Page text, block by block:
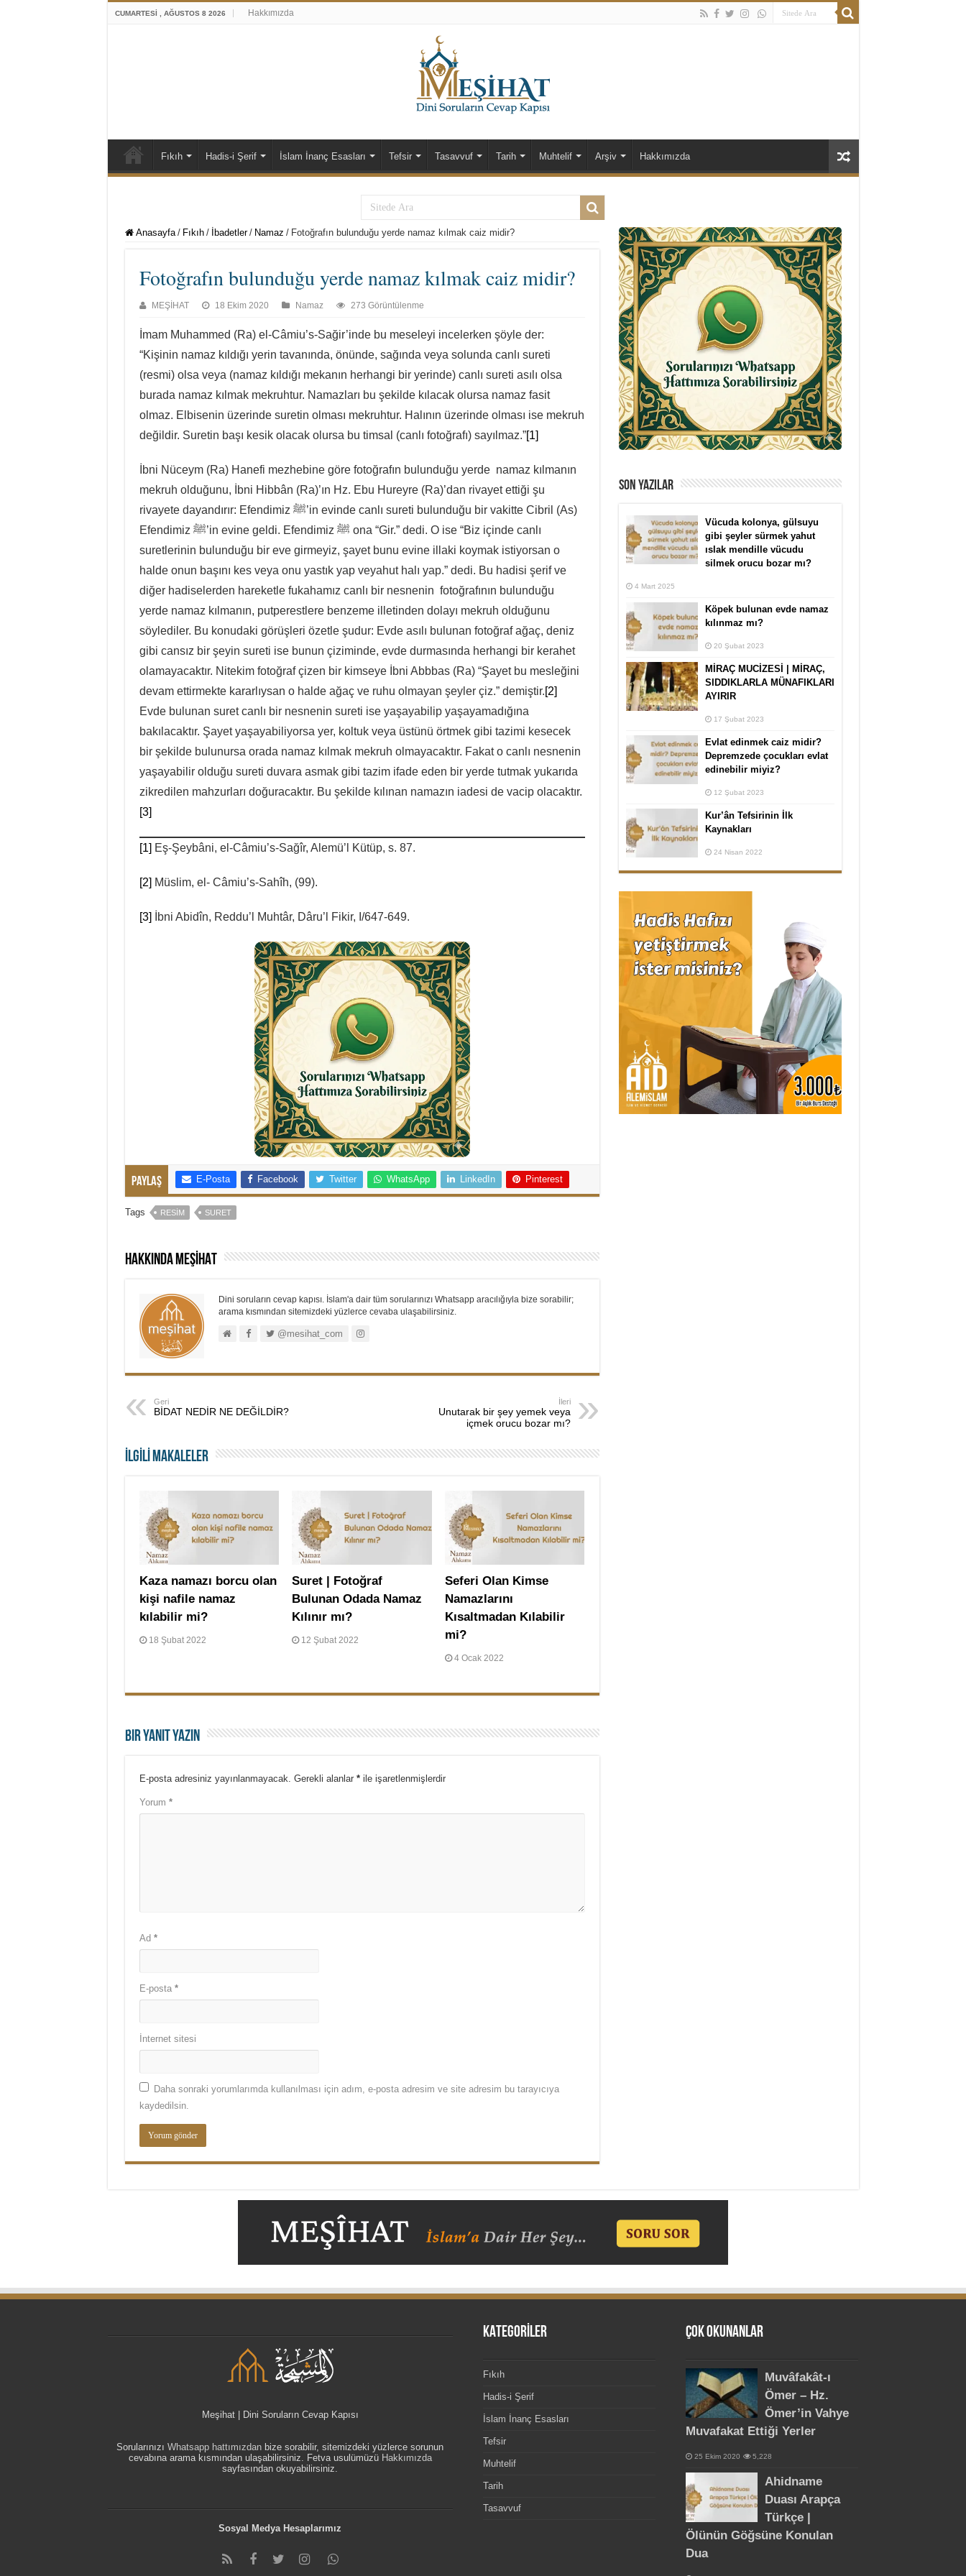
CUMARTESI , AĞUSTOS 8 2026 Hakkımızda
Fıkıh Hadis-i Şerif İslam İnanç Esasları Tefsir Tasavvuf Tarih Muhtelif Arşiv Hakkımızda
Anasayfa / Fıkıh / İbadetler / Namaz / Fotoğrafın bulunduğu yerde namaz kılmak caiz midir?
Fotoğrafın bulunduğu yerde namaz kılmak caiz midir?
MEŞİHAT 18 Ekim 2020 Namaz 273 Görüntülenme
İmam Muhammed (Ra) el-Câmiu’s-Sağir’inde bu meseleyi incelerken şöyle der:
“Kişinin namaz kıldığı yerin tavanında, önünde, sağında veya solunda canlı sureti
(resmi) olsa veya (namaz kıldığı mekanın herhangi bir yerinde) canlı sureti asılı olsa
burada namaz kılmak mekruhtur. Namazları bu şekilde kılacak olursa namaz fasit
olmaz. Elbisenin üzerinde suretin olması mekruhtur. Halının üzerinde olması ise mekruh
değildir. Suretin başı kesik olacak olursa bu timsal (canlı fotoğrafı) sayılmaz.”[1]
İbni Nüceym (Ra) Hanefi mezhebine göre fotoğrafın bulunduğu yerde namaz kılmanın
mekruh olduğunu, İbni Hibbân (Ra)’ın Hz. Ebu Hureyre (Ra)’dan rivayet ettiği şu
rivayete dayandırır: Efendimiz ﷺ’in evinde canlı sureti bulunduğu bir vakitte Cibril (As)
Efendimiz ﷺ’in evine geldi. Efendimiz ﷺ ona “Gir.” dedi. O ise “Biz içinde canlı
suretlerinin bulunduğu bir eve girmeyiz, şayet bunu evine illaki koymak istiyorsan o
halde onun başını kes veya onu yastık yap veyahut halı yap.” dedi. Bu hadisi şerif ve
diğer hadiselerden hareketle fukahamız canlı bir nesnenin fotoğrafının bulunduğu
yerde namaz kılmanın, putperestlere benzeme illetinden dolayı mekruh olduğunu
söylediler. Bu konudaki görüşleri özetle şudur: Evde asılı bulunan fotoğraf ağaç, deniz
gibi cansız bir şeyin sureti ise bunun çiziminde, evde durmasında herhangi bir kerahet
olamayacaktır. Nitekim fotoğraf çizen bir kimseye İbni Abbbas (Ra) “Şayet bu mesleğini
devam ettirmekte kararlıysan o halde ağaç ve ruhu olmayan şeyler çiz.” demiştir.[2]
Evde bulunan suret canlı bir nesnenin sureti ise yaşayabilip yaşayamadığına
bakılacaktır. Şayet yaşayabiliyorsa yer, koltuk veya üstünü örtmek gibi tazimi kesecek
bir şekilde bulunursa orada namaz kılmak mekruh olmayacaktır. Fakat o canlı nesnenin
yaşayabilir olduğu sureti duvara asmak gibi tazim ifade eden bir yerde tutmak yukarıda
zikredilen mahzurları doğuracaktır. Bu şekilde kılınan namazın iadesi de vacip olacaktır.
[3]
[1] Eş-Şeybâni, el-Câmiu’s-Sağîr, Alemü’l Kütüp, s. 87.
[2] Müslim, el- Câmiu’s-Sahîh, (99).
[3] İbni Abidîn, Reddu’l Muhtâr, Dâru’l Fikir, I/647-649.
Paylaş E-Posta Facebook Twitter WhatsApp LinkedIn Pinterest
Tags RESIM SURET
Hakkında MEŞİHAT
Dini soruların cevap kapısı. İslam'a dair tüm sorularınızı Whatsapp aracılığıyla bize sorabilir;
arama kısmından sitemizdeki yüzlerce cevaba ulaşabilirsiniz.
@mesihat_com
Geri
BİDAT NEDİR NE DEĞİLDİR?
İleri
Unutarak bir şey yemek veya
içmek orucu bozar mı?
İLGİLİ MAKALELER
Kaza namazı borcu olan
kişi nafile namaz
kılabilir mi?
18 Şubat 2022
Suret | Fotoğraf
Bulunan Odada Namaz
Kılınır mı?
12 Şubat 2022
Seferi Olan Kimse
Namazlarını
Kısaltmadan Kılabilir
mi?
4 Ocak 2022
Bir yanıt yazın
E-posta adresiniz yayınlanmayacak. Gerekli alanlar *ile işaretlenmişlerdir
Yorum *
Ad *
E-posta *
İnternet sitesi
Daha sonraki yorumlarımda kullanılması için adım, e-posta adresim ve site adresim bu tarayıcıya
kaydedilsin.
SON YAZILAR
Vücuda kolonya, gülsuyu
gibi şeyler sürmek yahut
ıslak mendille vücudu
silmek orucu bozar mı?
4 Mart 2025
Köpek bulunan evde namaz
kılınmaz mı?
20 Şubat 2023
MİRAÇ MUCİZESİ | MİRAÇ,
SIDDIKLARLA MÜNAFIKLARI
AYIRIR
17 Şubat 2023
Evlat edinmek caiz midir?
Depremzede çocukları evlat
edinebilir miyiz?
12 Şubat 2023
Kur’ân Tefsirinin İlk
Kaynakları
24 Nisan 2022
Meşihat | Dini Soruların Cevap Kapısı
SorularınızıWhatsapp hattımızdan bize sorabilir, sitemizdeki yüzlerce sorunun
cevabına arama kısmından ulaşabilirsiniz. Fetva usulümüzü Hakkımızda
sayfasından okuyabilirsiniz.
Sosyal Medya Hesaplarımız
KATEGORİLER
Fıkıh
Hadis-i Şerif
İslam İnanç Esasları
Tefsir
Muhtelif
Tarih
Tasavvuf
Çok Okunanlar
Muvâfakât-ı
Ömer – Hz.
Ömer’in Vahye
Muvafakat Ettiği Yerler
25 Ekim 2020 5,228
Ahidname
Duası Arapça
Türkçe |
Ölünün Göğsüne Konulan
Dua